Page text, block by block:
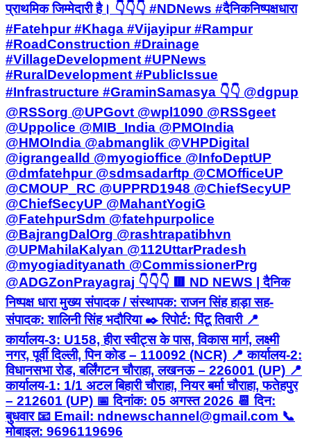
प्राथमिक जिम्मेदारी है। 👇👇👇 #NDNews #दैनिकनिष्पक्षधारा
#Fatehpur #Khaga #Vijayipur #Rampur
#RoadConstruction #Drainage
#VillageDevelopment #UPNews
#RuralDevelopment #PublicIssue
#Infrastructure #GraminSamasya 👇👇 @dgpup
@RSSorg @UPGovt @wpl1090 @RSSgeet
@Uppolice @MIB_India @PMOIndia
@HMOIndia @abmanglik @VHPDigital
@igrangealld @myogioffice @InfoDeptUP
@dmfatehpur @sdmsadarftp @CMOfficeUP
@CMOUP_RC @UPPRD1948 @ChiefSecyUP
@ChiefSecyUP @MahantYogiG
@FatehpurSdm @fatehpurpolice
@BajrangDalOrg @rashtrapatibhvn
@UPMahilaKalyan @112UttarPradesh
@myogiadityanath @CommissionerPrg
@ADGZonPrayagraj 👇👇👇 🟥 ND NEWS | दैनिक
निष्पक्ष धारा मुख्य संपादक / संस्थापक: राजन सिंह हाड़ा सह-
संपादक: शालिनी सिंह भदौरिया ✒️ रिपोर्ट: पिंटू तिवारी 📍
कार्यालय-3: U158, हीरा स्वीट्स के पास, विकास मार्ग, लक्ष्मी
नगर, पूर्वी दिल्ली, पिन कोड – 110092 (NCR) 📍 कार्यालय-2:
विधानसभा रोड, बर्लिंगटन चौराहा, लखनऊ – 226001 (UP) 📍
कार्यालय-1: 1/1 अटल बिहारी चौराहा, नियर बर्मा चौराहा, फतेहपुर
– 212601 (UP) 📅 दिनांक: 05 अगस्त 2026 📆 दिन:
बुधवार 📧 Email: ndnewschannel@gmail.com 📞
मोबाइल: 9696119696